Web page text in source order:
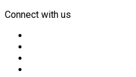
Connect with us